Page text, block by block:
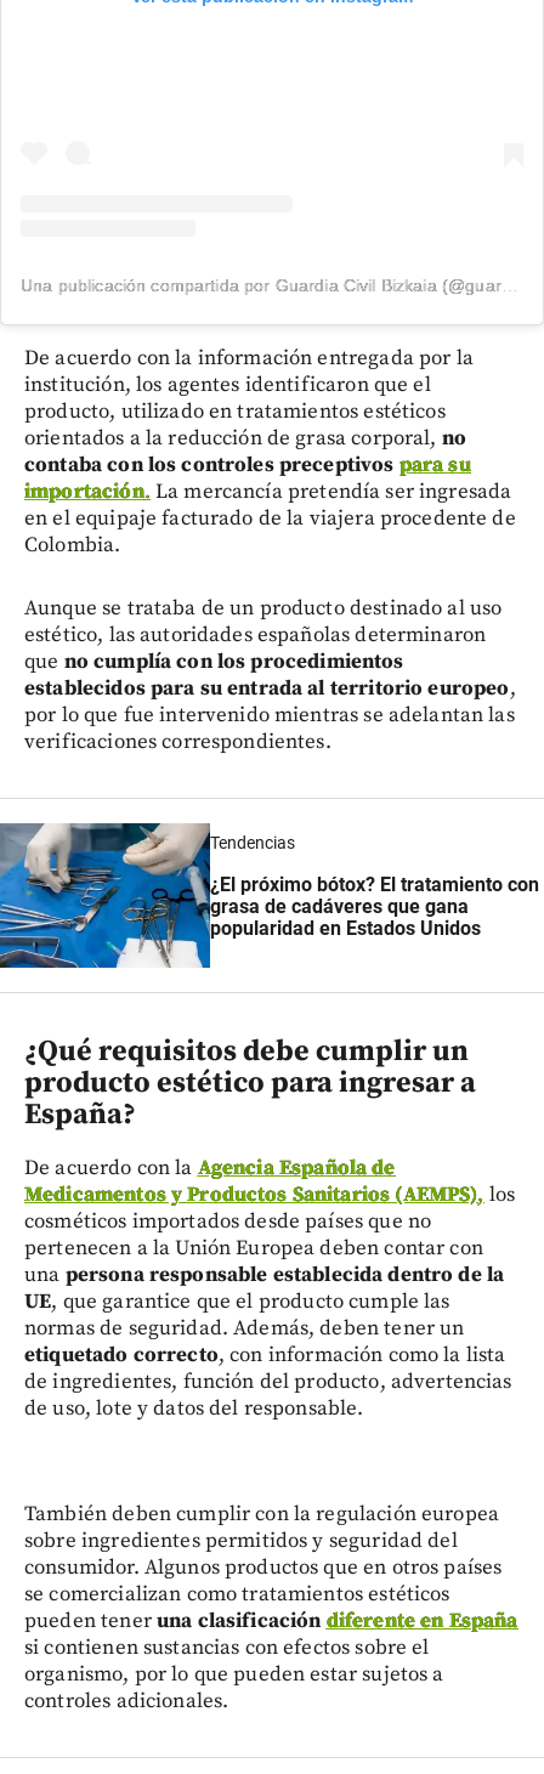
Una publicación compartida por Guardia Civil Bizkaia (@guardiacivilbizkaia)
De acuerdo con la información entregada por la
institución, los agentes identificaron que el
producto, utilizado en tratamientos estéticos
orientados a la reducción de grasa corporal, no
contaba con los controles preceptivos para su
importación. La mercancía pretendía ser ingresada
en el equipaje facturado de la viajera procedente de
Colombia.
Aunque se trataba de un producto destinado al uso
estético, las autoridades españolas determinaron
que no cumplía con los procedimientos
establecidos para su entrada al territorio europeo,
por lo que fue intervenido mientras se adelantan las
verificaciones correspondientes.
Tendencias
¿El próximo bótox? El tratamiento con
grasa de cadáveres que gana
popularidad en Estados Unidos
¿Qué requisitos debe cumplir un
producto estético para ingresar a
España?
De acuerdo con la Agencia Española de
Medicamentos y Productos Sanitarios (AEMPS), los
cosméticos importados desde países que no
pertenecen a la Unión Europea deben contar con
una persona responsable establecida dentro de la
UE, que garantice que el producto cumple las
normas de seguridad. Además, deben tener un
etiquetado correcto, con información como la lista
de ingredientes, función del producto, advertencias
de uso, lote y datos del responsable.
También deben cumplir con la regulación europea
sobre ingredientes permitidos y seguridad del
consumidor. Algunos productos que en otros países
se comercializan como tratamientos estéticos
pueden teneruna clasificación diferente en España
si contienen sustancias con efectos sobre el
organismo, por lo que pueden estar sujetos a
controles adicionales.